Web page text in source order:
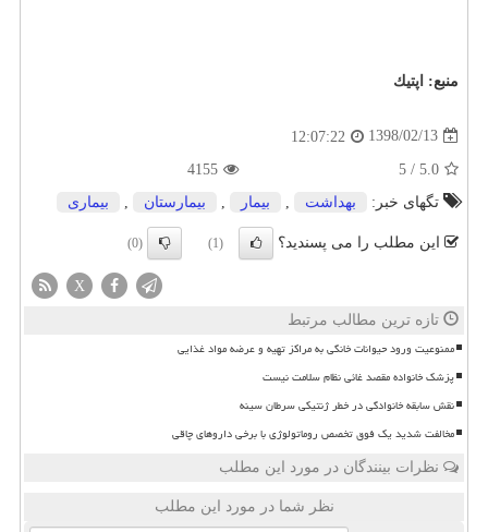
منبع: اپتیك
1398/02/13
12:07:22
5.0
/
5
4155
تگهای خبر:
بهداشت بیمار بیمارستان بیماری
این مطلب را می پسندید؟ (1)
(0)
X
تازه ترین مطالب مرتبط
ممنوعیت ورود حیوانات خانگی به مراکز تهیه و عرضه مواد غذایی
پزشک خانواده مقصد غائی نظام سلامت نیست
نقش سابقه خانوادگی در خطر ژنتیکی سرطان سینه
مخالفت شدید یک فوق تخصص روماتولوژی با برخی داروهای چاقی
نظرات بینندگان در مورد این مطلب
نظر شما در مورد این مطلب